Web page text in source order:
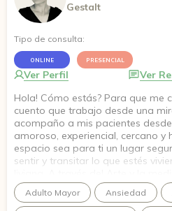
Gestalt
Tipo de consulta:
ONLINE PRESENCIAL
Ver Perfil
Ver
Hola! Cómo estás? Para que me
cuento que trabajo desde una
acompaño a mis pacientes
amoroso, experiencial, cercano y
espacio sea para ti un lugar
sentir y transitar lo que estés
experimentar para suavizar lo
ponerle nombre y observarlo con
Adulto Mayor Ansiedad